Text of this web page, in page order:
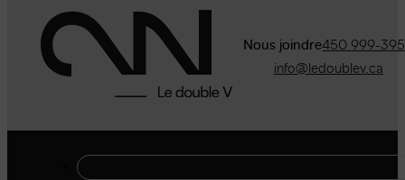
Nous joindre450 999-
info@ledoublev.ca